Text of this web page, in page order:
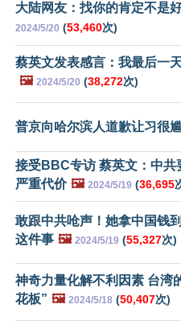
大陆网友：找你的肯定不是
2024/5/20 (53,460次)
蔡英文发表感言：我最后一
🖼️ 2024/5/20 (38,272次)
普京向哈尔滨人道歉让习很
接受BBC专访 蔡英文：中共
严重代价 🖼️ 2024/5/19 (36,695
敢跟中共呛声！她拿中国钱
这件事 🖼️ 2024/5/19 (55,327次)
神奇力量化解不利因素 台湾
花板” 🖼️ 2024/5/18 (50,407次)